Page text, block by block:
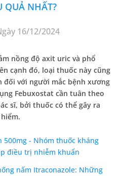
QUẢ NHẤT?
16/12/2024
nồng độ axit uric và phổ
cạnh đó, loại thuốc này cũng
đối với người mắc bệnh xương
Febuxostat cần tuân theo
sĩ, bởi thuốc có thể gây ra
500mg - Nhóm thuốc kháng
điều trị nhiễm khuẩn
nấm Itraconazole: Những